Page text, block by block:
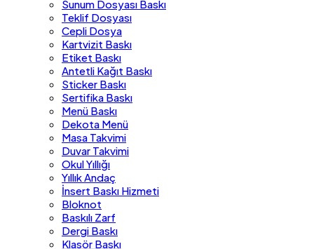
Sunum Dosyası Baskı
Teklif Dosyası
Cepli Dosya
Kartvizit Baskı
Etiket Baskı
Antetli Kağıt Baskı
Sticker Baskı
Sertifika Baskı
Menü Baskı
Dekota Menü
Masa Takvimi
Duvar Takvimi
Okul Yıllığı
Yıllık Andaç
İnsert Baskı Hizmeti
Bloknot
Baskılı Zarf
Dergi Baskı
Klasör Baskı